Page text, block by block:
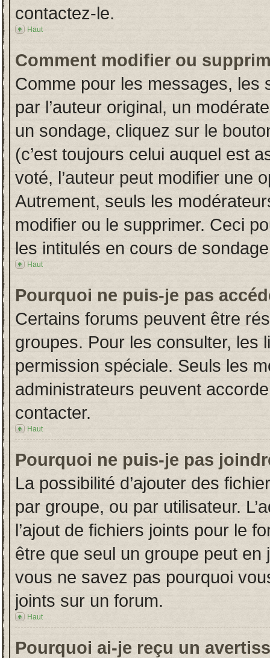
contactez-le.
Haut
Comment modifier ou
Comme pour les messages, les
par l’auteur original, un
un sondage, cliquez sur le
(c’est toujours celui auquel est
voté, l’auteur peut modifier une
Autrement, seuls les
modifier ou le supprimer. Ceci
les intitulés en cours de
Haut
Pourquoi ne puis-je pas
Certains forums peuvent être
groupes. Pour les consulter, les
permission spéciale. Seuls les
administrateurs peuvent
contacter.
Haut
Pourquoi ne puis-je pas
La possibilité d’ajouter des
par groupe, ou par utilisateur.
l’ajout de fichiers joints pour le
être que seul un groupe peut en
vous ne savez pas pourquoi
joints sur un forum.
Haut
Pourquoi ai-je reçu un